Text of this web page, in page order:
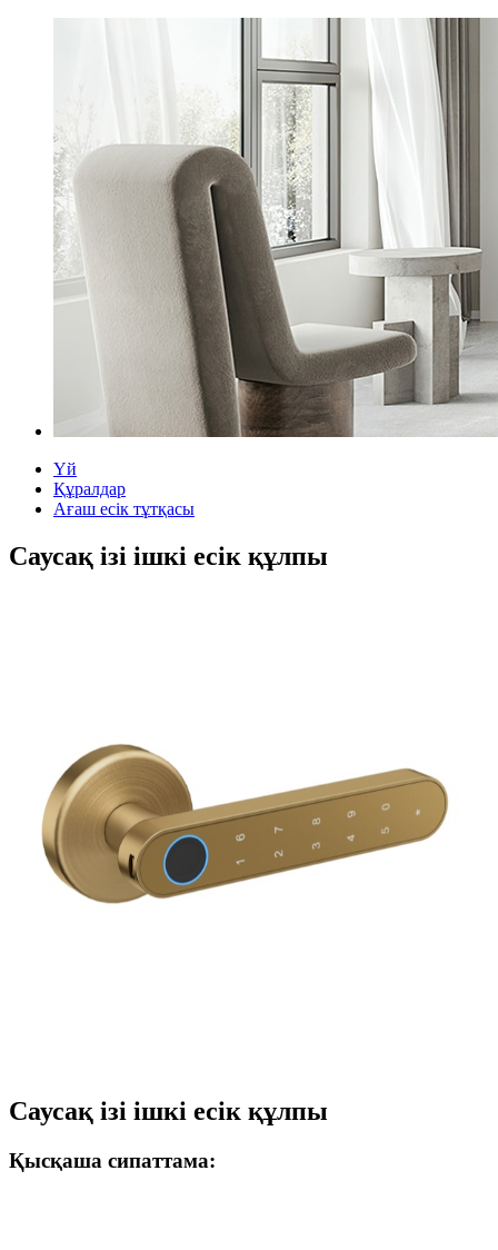
Үй
Құралдар
Ағаш есік тұтқасы
Саусақ ізі ішкі есік құлпы
Саусақ ізі ішкі есік құлпы
Қысқаша сипаттама: